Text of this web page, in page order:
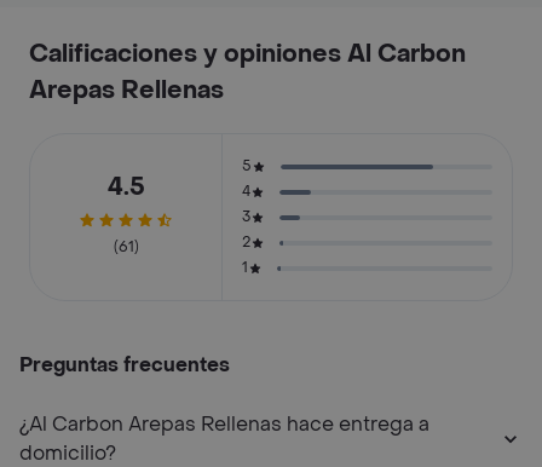
Calificaciones y opiniones Al Carbon
Arepas Rellenas
4.5
(61)
5
4
3
2
1
Preguntas frecuentes
¿Al Carbon Arepas Rellenas hace entrega a
domicilio?